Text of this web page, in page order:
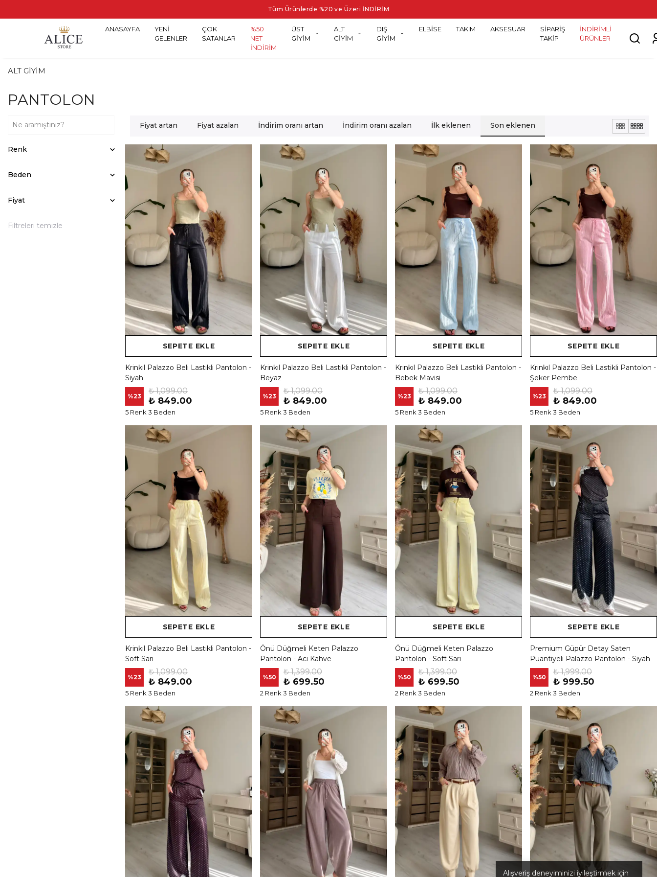
Tüm Ürünlerde %20 ve Üzeri İNDİRİM
ANASAYFA
YENİ
GELENLER
ÇOK
SATANLAR
%50
NET
İNDİRİM
ÜST
GİYİM
ALT
GİYİM
DIŞ
GİYİM
ELBİSE TAKIM AKSESUAR
SİPARİŞ
TAKİP
İNDİRİMLİ
ÜRÜNLER
Alışveriş deneyiminizi iyileştirmek için
ALT GİYİM
PANTOLON
Fiyat artan Fiyat azalan İndirim oranı artan İndirim oranı azalan İlk eklenen Son eklenen
Renk
Beden
Fiyat
Filtreleri temizle
SEPETE EKLE
Krinkıl Palazzo Beli Lastikli Pantolon -
Siyah
%23
₺ 1,099.00
₺ 849.00
5 Renk 3 Beden
SEPETE EKLE
Krinkıl Palazzo Beli Lastikli Pantolon -
Beyaz
%23
₺ 1,099.00
₺ 849.00
5 Renk 3 Beden
SEPETE EKLE
Krinkıl Palazzo Beli Lastikli Pantolon -
Bebek Mavisi
%23
₺ 1,099.00
₺ 849.00
5 Renk 3 Beden
SEPETE EKLE
Krinkıl Palazzo Beli Lastikli Pantolon -
Şeker Pembe
%23
₺ 1,099.00
₺ 849.00
5 Renk 3 Beden
SEPETE EKLE
Krinkıl Palazzo Beli Lastikli Pantolon -
Soft Sarı
%23
₺ 1,099.00
₺ 849.00
5 Renk 3 Beden
SEPETE EKLE
Önü Düğmeli Keten Palazzo
Pantolon - Acı Kahve
%50
₺ 1,399.00
₺ 699.50
2 Renk 3 Beden
SEPETE EKLE
Önü Düğmeli Keten Palazzo
Pantolon - Soft Sarı
%50
₺ 1,399.00
₺ 699.50
2 Renk 3 Beden
SEPETE EKLE
Premium Güpür Detay Saten
Puantiyeli Palazzo Pantolon - Siyah
%50
₺ 1,999.00
₺ 999.50
2 Renk 3 Beden